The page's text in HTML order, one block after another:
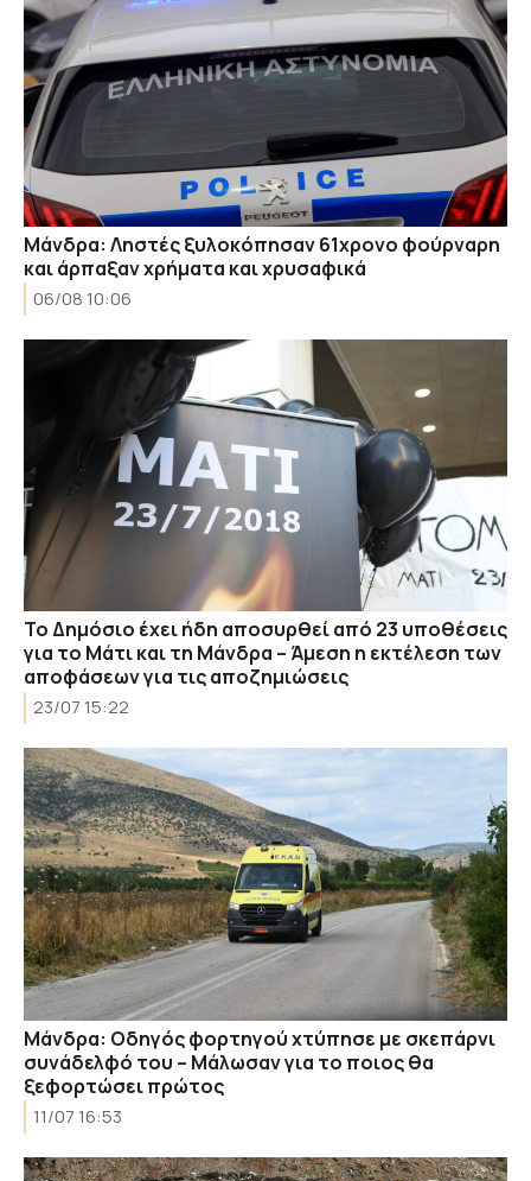
Μάνδρα: Ληστές ξυλοκόπησαν 61χρονο φούρναρη
και άρπαξαν χρήματα και χρυσαφικά
06/08 10:06
Το Δημόσιο έχει ήδη αποσυρθεί από 23 υποθέσεις
για το Μάτι και τη Μάνδρα – Άμεση η εκτέλεση των
αποφάσεων για τις αποζημιώσεις
23/07 15:22
Μάνδρα: Οδηγός φορτηγού χτύπησε με σκεπάρνι
συνάδελφό του – Μάλωσαν για το ποιος θα
ξεφορτώσει πρώτος
11/07 16:53